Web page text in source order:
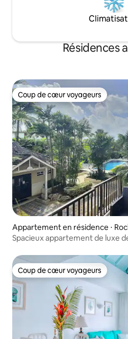
Résidences
Coup de cœur voyageurs
Coup de cœur voyageurs
Appartement en résidence ⋅
Spacieux appartement de luxe
Coup de cœur voyageurs
Coup de cœur voyageurs